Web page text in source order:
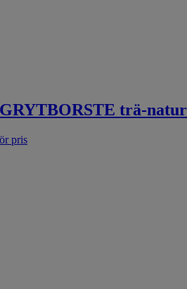
GRYTBORSTE trä-natur
pris